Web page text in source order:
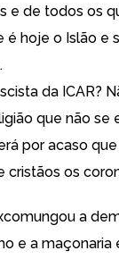
e de todos os
é hoje o Islão e
da ICAR?
que não
por acaso
cristãos os
a
e a